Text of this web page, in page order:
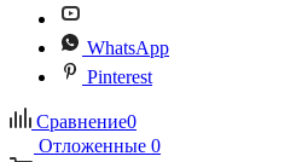
WhatsApp
Pinterest
Сравнение0
Отложенные 0